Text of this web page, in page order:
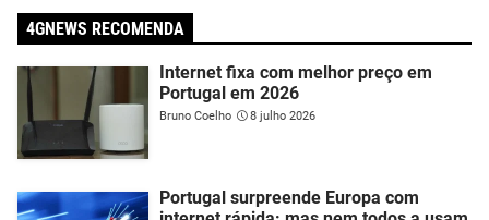
4GNEWS RECOMENDA
Internet fixa com melhor preço em
Portugal em 2026
Bruno Coelho 8 julho 2026
Portugal surpreende Europa com